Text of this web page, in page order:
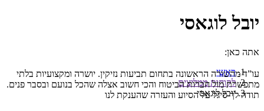
יובל לוגאסי
אתה כאן:
ראשי
לקוחות ממליצים
יובל לוגאסי
עו”ד מהשורה הראשונה בתחום תביעות נזיקין. יושרה ומקצועיות בלתי
מתפשרת מול חברות הביטוח והכי חשוב אצלה שהכל בנועם ובסבר פנים.
תודה לך סיגל על הסיוע והעזרה שהענקת לנו